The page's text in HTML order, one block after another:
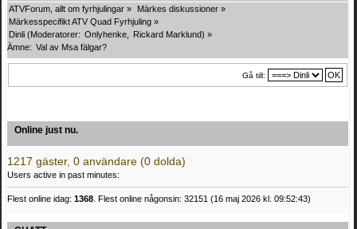
ATVForum, allt om fyrhjulingar » Märkes diskussioner »
Märkesspecifikt ATV Quad Fyrhjuling »
Dinli (Moderatorer: Onlyhenke, Rickard Marklund) »
Ämne: Val av Msa fälgar?
Gå till:
Online just nu.
1217 gäster, 0 användare (0 dolda)
Users active in past minutes:
Flest online idag: 1368 . Flest online någonsin: 32151 (16 maj 2026 kl. 09:52:43)